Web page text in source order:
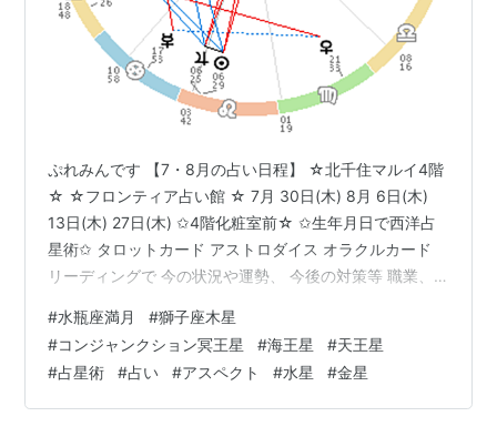
からだ想いさんシリーズ女子編集部ブログ
http://www.aspect.co.jp/blog/
会社案内、本社所在地地図
http://www.aspect.co.jp/corporate-
profile/index.html
ぷれみんです 【7・8月の占い日程】 ☆北千住マルイ4階
☆ ☆フロンティア占い館 ☆ 7月 30日(木) 8月 6日(木)
13日(木) 27日(木) ✩4階化粧室前☆ ✩生年月日で西洋占
星術✩ タロットカード アストロダイス オラクルカード
リーディングで 今の状況や運勢、 今後の対策等 職業、
愛、結婚、財運、 相続、健康等 色々なご相談内容に応じ
て 西洋占星術・タロットカード アストロダイス・オラク
ルカード 多様なリーディングを通して アドバイスさせて
いただきます。 お近くにお越しの際は お立寄りお待ちし
#水瓶座満月 #獅子座木星
#コンジャンクション冥王星 #海王星 #天王星
#占星術 #占い #アスペクト #水星 #金星